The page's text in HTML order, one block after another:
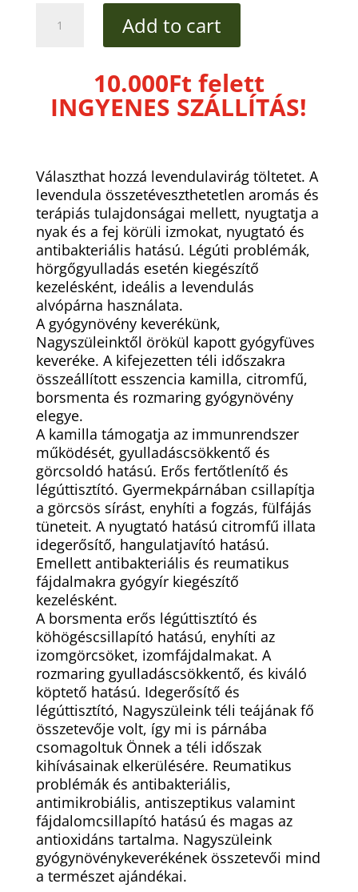
mandalás
quantity
Add to cart
10.000Ft felett
INGYENES SZÁLLÍTÁS!
Választhat hozzá levendulavirág töltetet. A
levendula összetéveszthetetlen aromás és
terápiás tulajdonságai mellett, nyugtatja a
nyak és a fej körüli izmokat, nyugtató és
antibakteriális hatású. Légúti problémák,
hörgőgyulladás esetén kiegészítő
kezelésként, ideális a levendulás
alvópárna használata.
A gyógynövény keverékünk,
Nagyszüleinktől örökül kapott gyógyfüves
keveréke. A kifejezetten téli időszakra
összeállított esszencia kamilla, citromfű,
borsmenta és rozmaring gyógynövény
elegye.
A kamilla támogatja az immunrendszer
működését, gyulladáscsökkentő és
görcsoldó hatású. Erős fertőtlenítő és
légúttisztító. Gyermekpárnában csillapítja
a görcsös sírást, enyhíti a fogzás, fülfájás
tüneteit. A nyugtató hatású citromfű illata
idegerősítő, hangulatjavító hatású.
Emellett antibakteriális és reumatikus
fájdalmakra gyógyír kiegészítő
kezelésként.
A borsmenta erős légúttisztító és
köhögéscsillapító hatású, enyhíti az
izomgörcsöket, izomfájdalmakat. A
rozmaring gyulladáscsökkentő, és kiváló
köptető hatású. Idegerősítő és
légúttisztító, Nagyszüleink téli teájának fő
összetevője volt, így mi is párnába
csomagoltuk Önnek a téli időszak
kihívásainak elkerülésére. Reumatikus
problémák és antibakteriális,
antimikrobiális, antiszeptikus valamint
fájdalomcsillapító hatású és magas az
antioxidáns tartalma. Nagyszüleink
gyógynövénykeverékének összetevői mind
a természet ajándékai.